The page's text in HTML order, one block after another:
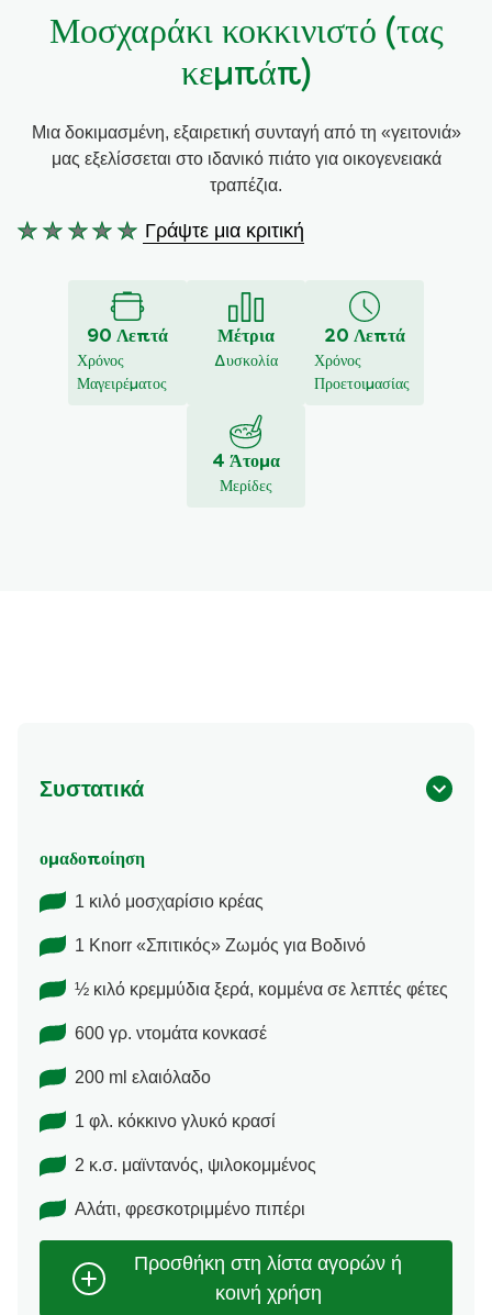
Συνταγές από την Μαργαρίτα Νικολαΐδη
Μοσχαράκι κοκκινιστό (τας
κεμπάπ)
Μια δοκιμασμένη, εξαιρετική συνταγή από τη «γειτονιά»
μας εξελίσσεται στο ιδανικό πιάτο για οικογενειακά
τραπέζια.
Δεν
αξιολογήσεις
Γράψτε μια κριτική
90 Λεπτά
Χρόνος
Μαγειρέματος
Μέτρια
Δυσκολία
20 Λεπτά
Χρόνος
Προετοιμασίας
4 Άτομα
Μερίδες
Συστατικά
ομαδοποίηση
1 κιλό μοσχαρίσιο κρέας
1 Knorr «Σπιτικός» Ζωμός για Βοδινό
½ κιλό κρεμμύδια ξερά, κομμένα σε λεπτές φέτες
600 γρ. ντομάτα κονκασέ
200 ml ελαιόλαδο
1 φλ. κόκκινο γλυκό κρασί
2 κ.σ. μαϊντανός, ψιλοκομμένος
Αλάτι, φρεσκοτριμμένο πιπέρι